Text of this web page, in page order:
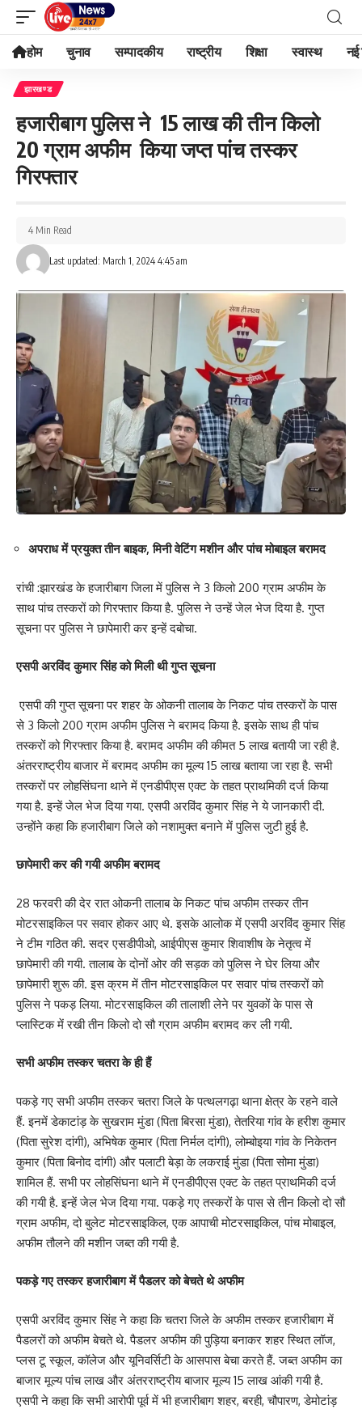
होम चुनाव सम्पादकीय राष्ट्रीय शिक्षा स्वास्थ नई
झारखण्ड
हजारीबाग पुलिस ने 15 लाख की तीन किलो
20 ग्राम अफीम किया जप्त पांच तस्कर
गिरफ्तार
Last updated: March 1, 2024 4:45 am
4 Min Read
अपराध में प्रयुक्त तीन बाइक, मिनी वेटिंग मशीन और पांच मोबाइल बरामद
रांची :झारखंड के हजारीबाग जिला में पुलिस ने 3 किलो 200 ग्राम अफीम के
साथ पांच तस्करों को गिरफ्तार किया है. पुलिस ने उन्हें जेल भेज दिया है. गुप्त
सूचना पर पुलिस ने छापेमारी कर इन्हें दबोचा.
एसपी अरविंद कुमार सिंह को मिली थी गुप्त सूचना
एसपी की गुप्त सूचना पर शहर के ओकनी तालाब के निकट पांच तस्करों के पास
से 3 किलो 200 ग्राम अफीम पुलिस ने बरामद किया है. इसके साथ ही पांच
तस्करों को गिरफ्तार किया है. बरामद अफीम की कीमत 5 लाख बतायी जा रही है.
अंतरराष्ट्रीय बाजार में बरामद अफीम का मूल्य 15 लाख बताया जा रहा है. सभी
तस्करों पर लोहसिंघना थाने में एनडीपीएस एक्ट के तहत प्राथमिकी दर्ज किया
गया है. इन्हें जेल भेज दिया गया. एसपी अरविंद कुमार सिंह ने ये जानकारी दी.
उन्होंने कहा कि हजारीबाग जिले को नशामुक्त बनाने में पुलिस जुटी हुई है.
छापेमारी कर की गयी अफीम बरामद
28 फरवरी की देर रात ओकनी तालाब के निकट पांच अफीम तस्कर तीन
मोटरसाइकिल पर सवार होकर आए थे. इसके आलोक में एसपी अरविंद कुमार सिंह
ने टीम गठित की. सदर एसडीपीओ, आईपीएस कुमार शिवाशीष के नेतृत्व में
छापेमारी की गयी. तालाब के दोनों ओर की सड़क को पुलिस ने घेर लिया और
छापेमारी शुरू की. इस क्रम में तीन मोटरसाइकिल पर सवार पांच तस्करों को
पुलिस ने पकड़ लिया. मोटरसाइकिल की तालाशी लेने पर युवकों के पास से
प्लास्टिक में रखी तीन किलो दो सौ ग्राम अफीम बरामद कर ली गयी.
सभी अफीम तस्कर चतरा के ही हैं
पकड़े गए सभी अफीम तस्कर चतरा जिले के पत्थलगढ़ा थाना क्षेत्र के रहने वाले
हैं. इनमें डेकाटांड़ के सुखराम मुंडा (पिता बिरसा मुंडा), तेतरिया गांव के हरीश कुमार
(पिता सुरेश दांगी), अभिषेक कुमार (पिता निर्मल दांगी), लोम्बोइया गांव के निकेतन
कुमार (पिता बिनोद दांगी) और पलाटी बेड़ा के लकराई मुंडा (पिता सोमा मुंडा)
शामिल हैं. सभी पर लोहसिंघना थाने में एनडीपीएस एक्ट के तहत प्राथमिकी दर्ज
की गयी है. इन्हें जेल भेज दिया गया. पकड़े गए तस्करों के पास से तीन किलो दो सौ
ग्राम अफीम, दो बुलेट मोटरसाइकिल, एक आपाची मोटरसाइकिल, पांच मोबाइल,
अफीम तौलने की मशीन जब्त की गयी है.
पकड़े गए तस्कर हजारीबाग में पैडलर को बेचते थे अफीम
एसपी अरविंद कुमार सिंह ने कहा कि चतरा जिले के अफीम तस्कर हजारीबाग में
पैडलरों को अफीम बेचते थे. पैडलर अफीम की पुड़िया बनाकर शहर स्थित लॉज,
प्लस टू स्कूल, कॉलेज और यूनिवर्सिटी के आसपास बेचा करते हैं. जब्त अफीम का
बाजार मूल्य पांच लाख और अंतरराष्ट्रीय बाजार मूल्य 15 लाख आंकी गयी है.
एसपी ने कहा कि सभी आरोपी पूर्व में भी हजारीबाग शहर, बरही, चौपारण, डेमोटांड़